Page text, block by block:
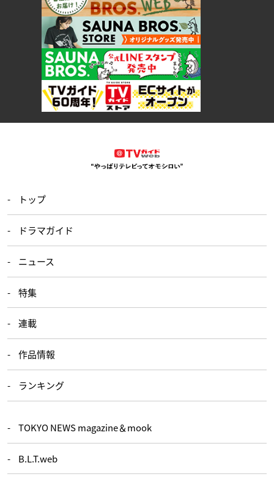
トップ
ドラマガイド
ニュース
特集
連載
作品情報
ランキング
TOKYO NEWS magazine＆mook
B.L.T.web